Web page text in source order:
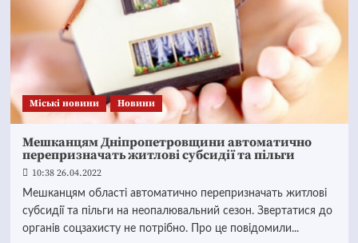
Mіські новини Новини
Мешканцям Дніпропетровщини автоматично
перепризначать житлові субсидії та пільги
10:38 26.04.2022
Мешканцям області автоматично перепризначать житлові
субсидії та пільги на неопалювальний сезон. Звертатися до
органів соцзахисту не потрібно. Про це повідомили...